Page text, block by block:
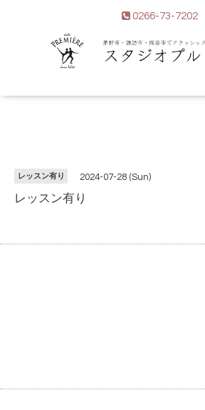
0266-73-7202
レッスン有り 2024-07-28 (Sun)
レッスン有り